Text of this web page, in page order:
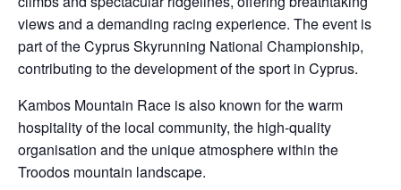
views and a demanding racing experience. The event is
part of the Cyprus Skyrunning National Championship,
contributing to the development of the sport in Cyprus.
Kambos Mountain Race is also known for the warm
hospitality of the local community, the high-quality
organisation and the unique atmosphere within the
Troodos mountain landscape.